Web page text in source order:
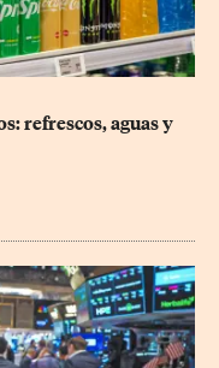
refrescos, aguas y